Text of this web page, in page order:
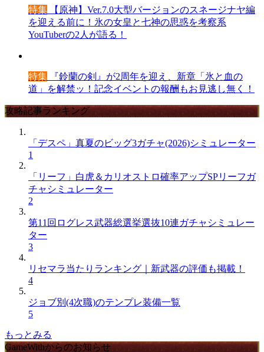
特集 【原神】Ver.7.0大型バージョンのスネージナヤ編
を迎える前に！氷の女皇と七神の思惑を考察系
YouTuberの2人が語る！
特集 『鈴蘭の剣』が2周年を迎え、新章「氷と血の
道」を解禁ッ！記念イベントの報酬もお見逃し無く！
攻略記事ランキング
「デスペ」真夏のビッグ3ガチャ(2026)シミュレーター
1
「リーフ」白虎＆カリオストロ確率アップSPリーフガ
チャシミュレーター
2
第11回ログレス武器総選挙選抜10連ガチャシミュレー
ター
3
リセマラ当たりランキング｜新武器の評価も掲載！
4
ジョブ別(4次職)のテンプレ装備一覧
5
もっとみる
GameWithからのお知らせ